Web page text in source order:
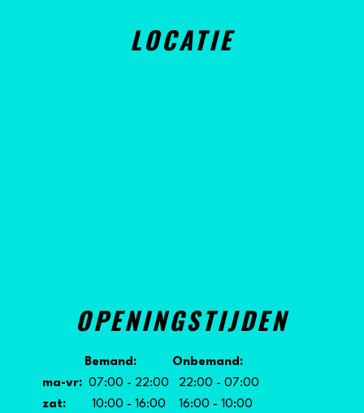
LOCATIE
OPENINGSTIJDEN
Bemand: Onbemand:
ma-vr: 07:00 - 22:00 22:00 - 07:00
zat:10:00 - 16:00 16:00 - 10:00